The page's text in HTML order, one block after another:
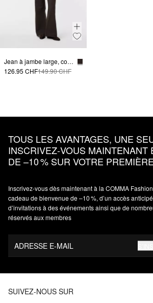
Jean à jambe large, coupe décontractée
126.95 CHF149.90 CHF
TOUS LES AVANTAGES, UNE
INSCRIVEZ‑VOUS MAINTENANT
DE –10 % SUR VOTRE
Inscrivez‑vous dès maintenant à la COMMA
cadeau de bienvenue de –10 %, d’un accès
d’invitations à des événements ainsi que de
réservés aux membres
ADRESSE E-MAIL
SUIVEZ-NOUS SUR